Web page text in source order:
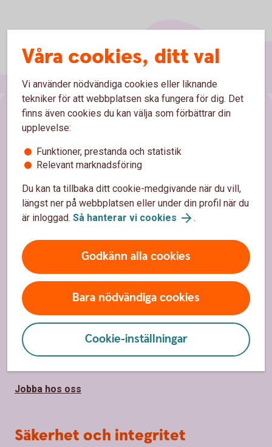
Våra cookies, ditt val
Vi använder nödvändiga cookies eller liknande
tekniker för att webbplatsen ska fungera för dig. Det
finns även cookies du kan välja som förbättrar din
upplevelse:
Funktioner, prestanda och statistik
Relevant marknadsföring
Du kan ta tillbaka ditt cookie-medgivande när du vill,
längst ner på webbplatsen eller under din profil när du
är inloggad. Så hanterar vi cookies .
Godkänn alla cookies
Bara nödvändiga cookies
Cookie-inställningar
Sidfot
Hitta snabbt
Kontakta oss
Spärrhjälp
Hitta bankkontor
Bli kund
Priser, räntor och kurser
Om oss
Om Sparbanken Tranemo
Samhällsengagemang
Jobba hos oss
Säkerhet och integritet